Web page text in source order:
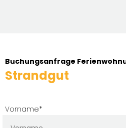
Buchungsanfrage
Strandgut
Vorname*